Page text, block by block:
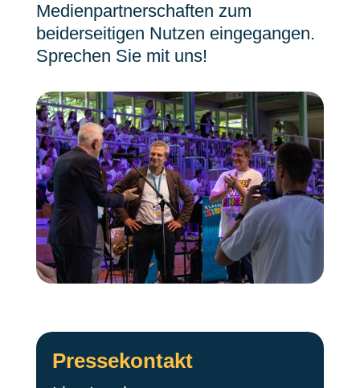
Medienpartnerschaften zum
beiderseitigen Nutzen eingegangen.
Sprechen Sie mit uns!
Pressekontakt